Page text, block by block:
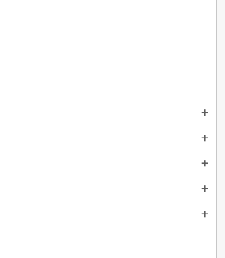
add
add
add
add
add